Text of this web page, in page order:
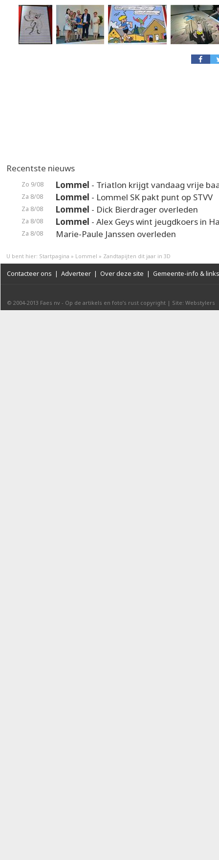
Recentste nieuws
Zo 9/08 Lommel - Triatlon krijgt vandaag vrije
Za 8/08 Lommel - Lommel SK pakt punt op STVV
Za 8/08 Lommel - Dick Bierdrager overleden
Za 8/08 Lommel - Alex Geys wint jeugdkoers in
Za 8/08 Marie-Paule Janssen overleden
U bent hier: Startpagina » Lommel » Zandtapijten dit jaar in 3D
Contacteer ons | Adverteer | Over deze site | Gemeente-info & links
© 2004-2013 Faes nv - Op de artikels en foto’s rust copyright | Site: Webstylers